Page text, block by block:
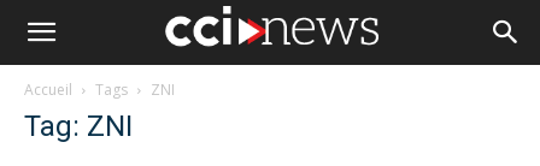
Accueil Tags ZNI
Tag: ZNI